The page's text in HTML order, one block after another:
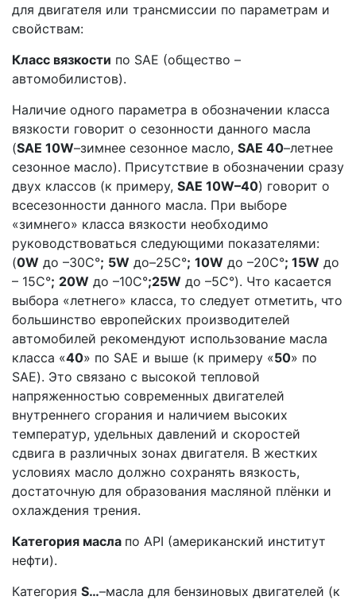
для двигателя или трансмиссии по параметрам и
свойствам:
Класс вязкости по SAE (общество –
автомобилистов).
Наличие одного параметра в обозначении класса
вязкости говорит о сезонности данного масла
(SAE 10W–зимнее сезонное масло, SAE 40–летнее
сезонное масло). Присутствие в обозначении сразу
двух классов (к примеру, SAE 10W–40) говорит о
всесезонности данного масла. При выборе
«зимнего» класса вязкости необходимо
руководствоваться следующими показателями:
(0W до –30С°; 5W до–25С°; 10W до –20С°; 15W до
– 15С°; 20W до –10С°;25W до –5С°). Что касается
выбора «летнего» класса, то следует отметить, что
большинство европейских производителей
автомобилей рекомендуют использование масла
класса «40» по SAE и выше (к примеру «50» по
SAE). Это связано с высокой тепловой
напряженностью современных двигателей
внутреннего сгорания и наличием высоких
температур, удельных давлений и скоростей
сдвига в различных зонах двигателя. В жестких
условиях масло должно сохранять вязкость,
достаточную для образования масляной плёнки и
охлаждения трения.
Категория масла по API (американский институт
нефти).
Категория S…–масла для бензиновых двигателей (к